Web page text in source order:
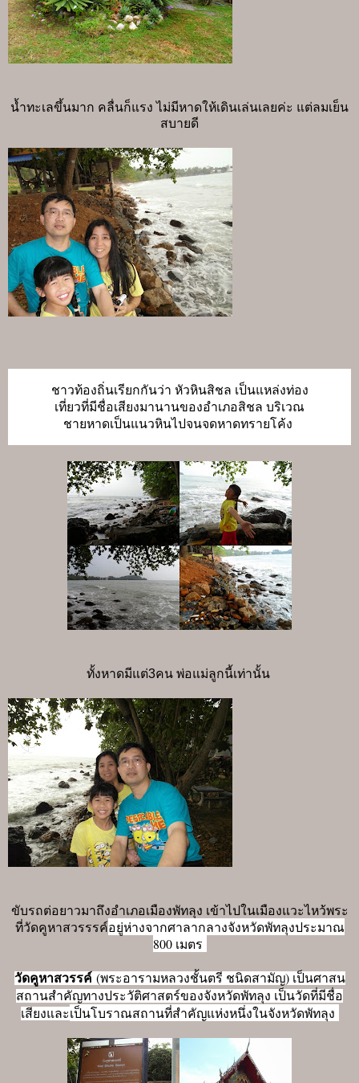
น้ำทะเลขึ้นมาก คลื่นก็แรง ไม่มีหาดให้เดินเล่นเลยค่ะ แต่ลมเย็น
สบายดี
ชาวท้องถิ่นเรียกกันว่า หัวหินสิชล เป็นแหล่งท่อง
เที่ยวที่มีชื่อเสียงมานานของอำเภอสิชล บริเวณ
ชายหาดเป็นแนวหินไปจนจดหาดทรายโค้ง
ทั้งหาดมีแต่3คน พ่อแม่ลูกนี้เท่านั้น
ขับรถต่อยาวมาถึงอำเภอเมืองพัทลุง เข้าไปในเมืองแวะไหว้พระ
ที่วัดคูหาสวรรรค์อยู่ห่างจากศาลากลางจังหวัดพัทลุงประมาณ
800 เมตร
วัดคูหาสวรรค์(พระอารามหลวงชั้นตรี ชนิดสามัญ) เป็นศาสน
สถานสำคัญทางประวัติศาสตร์ของจังหวัดพัทลุง เป็นวัดที่มีชื่อ
เสียงและเป็นโบราณสถานที่สำคัญแห่งหนึ่งในจังหวัดพัทลุง